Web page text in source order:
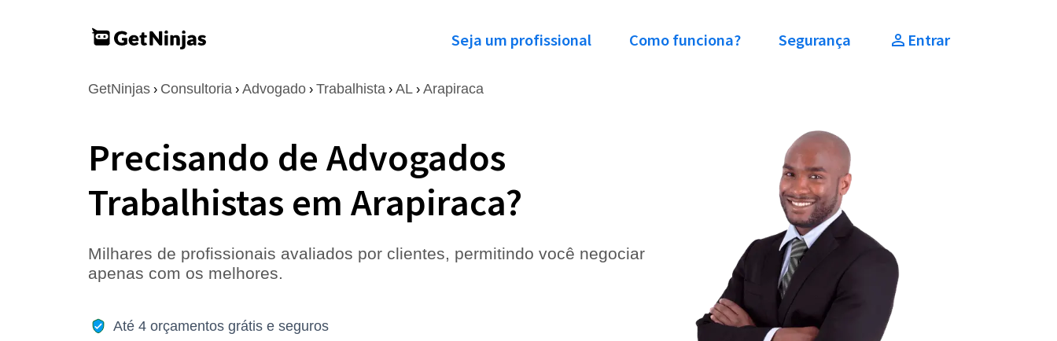
Seja um profissional Como funciona? Segurança Entrar
GetNinjas › Consultoria › Advogado › Trabalhista › AL › Arapiraca
Precisando de Advogados
Trabalhistas em Arapiraca?
Milhares de profissionais avaliados por clientes, permitindo você negociar
apenas com os melhores.
Até 4 orçamentos grátis e seguros